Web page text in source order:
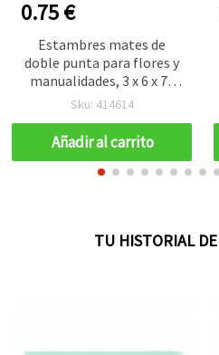
0.75 €
Estambres mates de
doble punta para flores y
manualidades, 3 x 6 x 70
mm, color rosa, aprox.
Sku: 414614
Añadir al carrito
TU HISTORIAL